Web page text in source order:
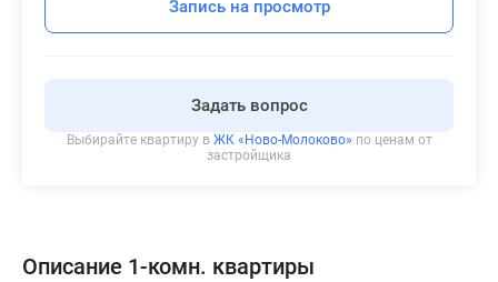
Запись на просмотр
Задать вопрос
Выбирайте квартиру в ЖК «Ново-Молоково» по ценам от
застройщика
Описание 1-комн. квартиры